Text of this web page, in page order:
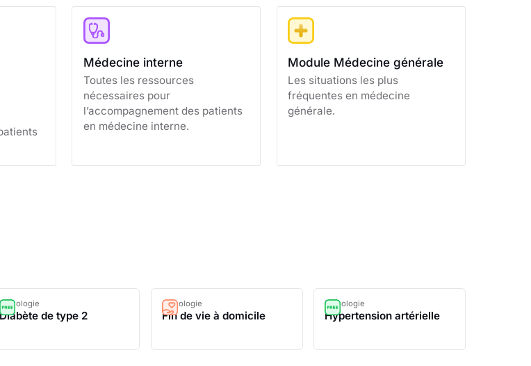
Médecine interne
Toutes les ressources
nécessaires pour
l’accompagnement des patients
en médecine interne.
Module Médecine générale
Les situations les plus
fréquentes en médecine
générale.
Pathologie
Diabète de type 2
Pathologie
Fin de vie à domicile
Pathologie
Hypertension artérielle